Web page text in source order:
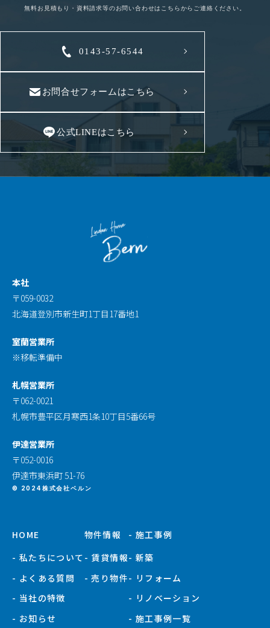
無料お見積もり・資料請求等のお問い合わせはこちらからご連絡ください。
0143-57-6544
お問合せフォームはこちら
公式LINEはこちら
本社
〒059-0032
北海道登別市新生町1丁目17番地1
室蘭営業所
※移転準備中
札幌営業所
〒062-0021
札幌市豊平区月寒西1条10丁目5番66号
伊達営業所
〒052-0016
伊達市東浜町 51-76
© 2024株式会社ベルン
HOME
- 私たちについて
- よくある質問
- 当社の特徴
- お知らせ
物件情報
- 賃貸情報
- 売り物件
- 施工事例
- 新築
- リフォーム
- リノベーション
- 施工事例一覧